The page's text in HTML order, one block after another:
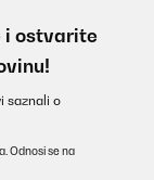
i ostvarite
saznali o
Odnosi se na